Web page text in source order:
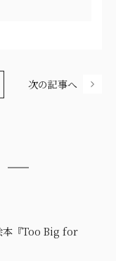
次の記事へ